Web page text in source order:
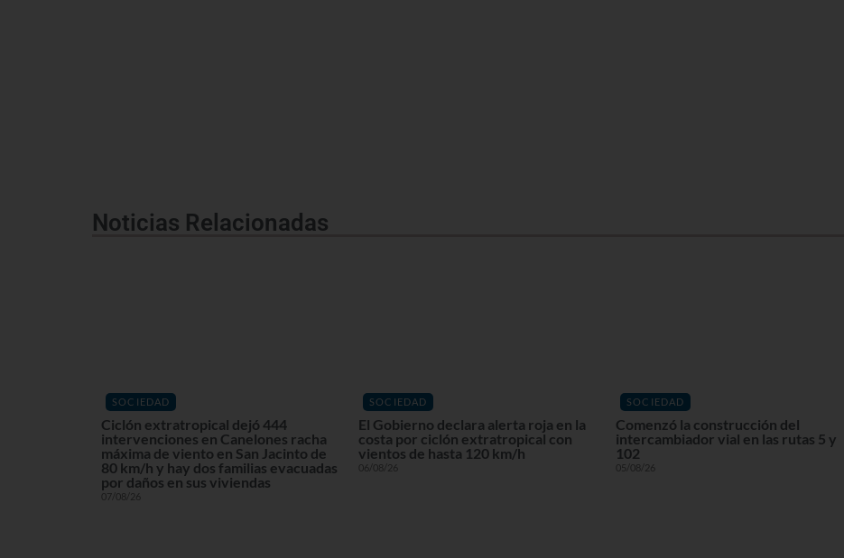
Noticias Relacionadas
SOCIEDAD
Ciclón extratropical dejó 444
intervenciones en Canelones racha
máxima de viento en San Jacinto de
80 km/h y hay dos familias evacuadas
por daños en sus viviendas
07/08/26
SOCIEDAD
El Gobierno declara alerta roja en la
costa por ciclón extratropical con
vientos de hasta 120 km/h
06/08/26
SOCIEDAD
Comenzó la construcción del
intercambiador vial en las rutas 5 y
102
05/08/26